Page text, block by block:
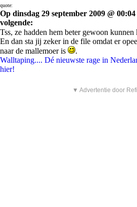
quote:
Op dinsdag 29 september 2009 @
volgende:
Tss, ze hadden hem beter gewoon kunnen
En dan sta jij zeker in de file omdat er
naar de mallemoer is
.
Walltaping.... Dé nieuwste rage in
hier!
▼ Advertentie door